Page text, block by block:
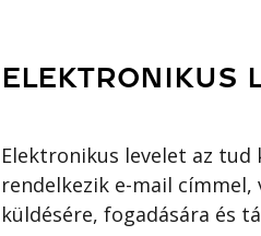
ELEKTRONIKUS
Elektronikus levelet az tud
rendelkezik e-mail címmel,
küldésére, fogadására és